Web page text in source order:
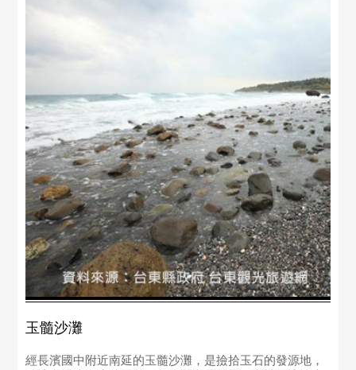
玉髓沙灘
經長濱國中附近南延的玉髓沙灘，是撿拾玉石的發源地，